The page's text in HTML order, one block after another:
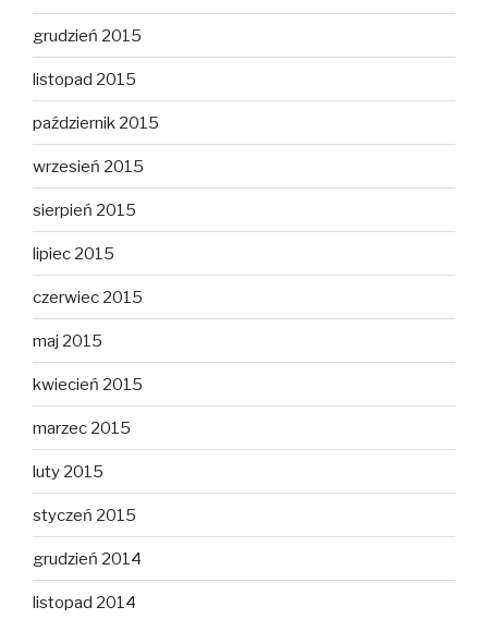
grudzień 2015
listopad 2015
październik 2015
wrzesień 2015
sierpień 2015
lipiec 2015
czerwiec 2015
maj 2015
kwiecień 2015
marzec 2015
luty 2015
styczeń 2015
grudzień 2014
listopad 2014